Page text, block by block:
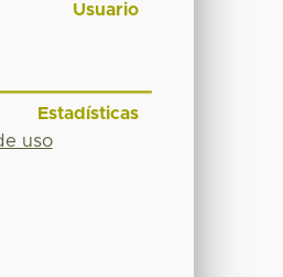
Usuario
Estadísticas
uso